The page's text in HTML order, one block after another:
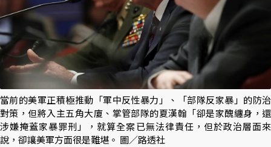
當前的美軍正積極推動「軍中反性暴力」、「部隊反家暴」的防治
對策，但將入主五角大廈、掌管部隊的夏漢翰「卻是家醜纏身，還
涉嫌掩蓋家暴罪刑」，就算全案已無法律責任，但於政治層面來
說，卻讓美軍方面很是難堪。 圖／路透社